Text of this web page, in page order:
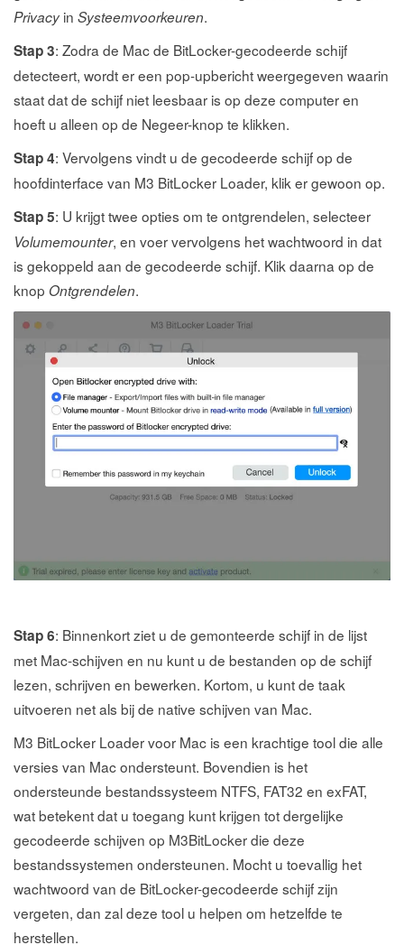
Privacy in Systeemvoorkeuren.
Stap 3: Zodra de Mac de BitLocker-gecodeerde schijf
detecteert, wordt er een pop-upbericht weergegeven waarin
staat dat de schijf niet leesbaar is op deze computer en
hoeft u alleen op de Negeer-knop te klikken.
Stap 4: Vervolgens vindt u de gecodeerde schijf op de
hoofdinterface van M3 BitLocker Loader, klik er gewoon op.
Stap 5: U krijgt twee opties om te ontgrendelen, selecteer
Volumemounter, en voer vervolgens het wachtwoord in dat
is gekoppeld aan de gecodeerde schijf. Klik daarna op de
knop Ontgrendelen.
Stap 6: Binnenkort ziet u de gemonteerde schijf in de lijst
met Mac-schijven en nu kunt u de bestanden op de schijf
lezen, schrijven en bewerken. Kortom, u kunt de taak
uitvoeren net als bij de native schijven van Mac.
M3 BitLocker Loader voor Mac is een krachtige tool die alle
versies van Mac ondersteunt. Bovendien is het
ondersteunde bestandssysteem NTFS, FAT32 en exFAT,
wat betekent dat u toegang kunt krijgen tot dergelijke
gecodeerde schijven op M3BitLocker die deze
bestandssystemen ondersteunen. Mocht u toevallig het
wachtwoord van de BitLocker-gecodeerde schijf zijn
vergeten, dan zal deze tool u helpen om hetzelfde te
herstellen.